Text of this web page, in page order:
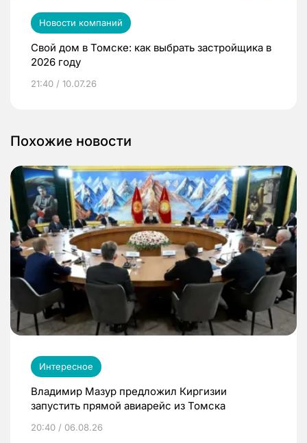
Новости компаний
Свой дом в Томске: как выбрать застройщика в
2026 году
21:40 / 10.07.26
Похожие новости
Интересное
Владимир Мазур предложил Киргизии
запустить прямой авиарейс из Томска
20:40 / 06.08.26